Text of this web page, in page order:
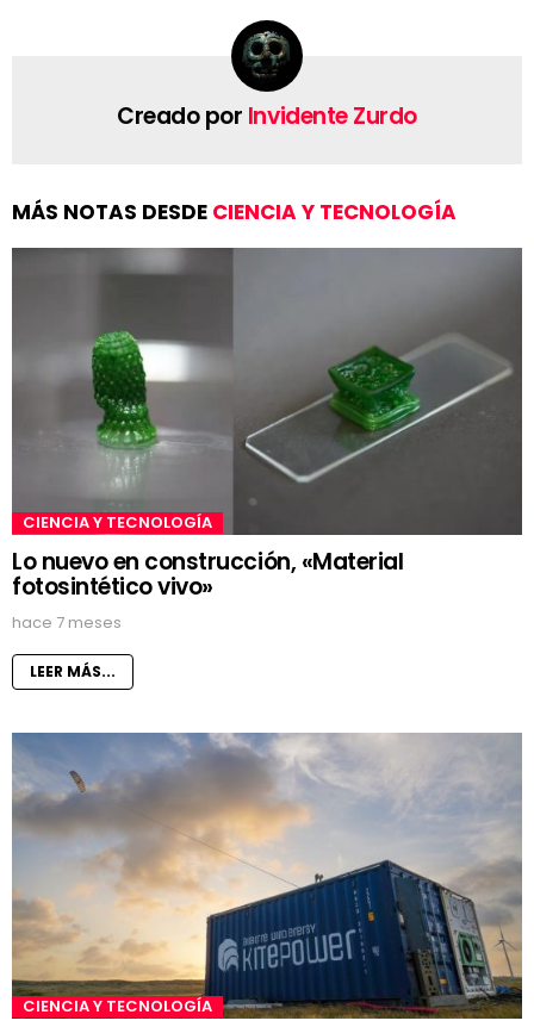
Creado por Invidente Zurdo
MÁS NOTAS DESDE CIENCIA Y TECNOLOGÍA
CIENCIA Y TECNOLOGÍA
Lo nuevo en construcción, «Material
fotosintético vivo»
hace 7 meses
LEER MÁS...
CIENCIA Y TECNOLOGÍA